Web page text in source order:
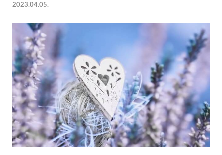
2023.04.05.